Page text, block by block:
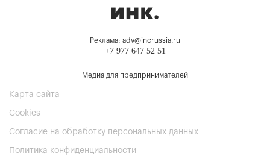
Реклама: adv@incrussia.ru
+7 977 647 52 51
Медиа для предпринимателей
Карта сайта
Cookies
Согласие на обработку персональных данных
Политика конфиденциальности